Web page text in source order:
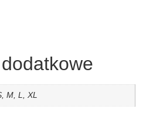
M, L, XL